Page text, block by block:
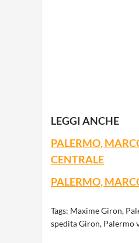
LEGGI ANCHE
PALERMO,
CENTRALE
PALERMO,
Tags: Maxime Giron,
spedita Giron, Palermo